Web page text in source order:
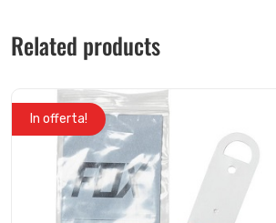
Related products
In offerta!